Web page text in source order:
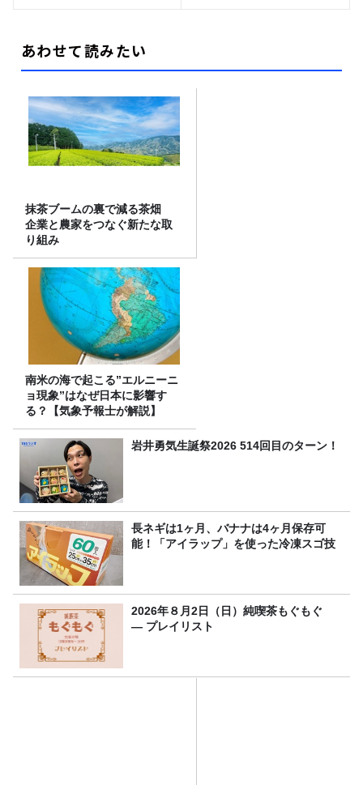
あわせて読みたい
抹茶ブームの裏で減る茶畑
企業と農家をつなぐ新たな取
り組み
南米の海で起こる”エルニーニ
ョ現象”はなぜ日本に影響す
る？【気象予報士が解説】
岩井勇気生誕祭2026 514回目のターン！
長ネギは1ヶ月、バナナは4ヶ月保存可
能！「アイラップ」を使った冷凍スゴ技
2026年８月2日（日）純喫茶もぐもぐ
― プレイリスト